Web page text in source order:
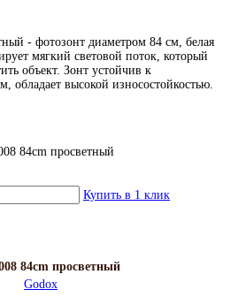
- фотозонт диаметром 84 см, белая
мягкий световой поток, который
объект. Зонт устойчив к
обладает высокой износостойкостью.
84cm просветный
Купить в 1 клик
84cm просветный
Godox